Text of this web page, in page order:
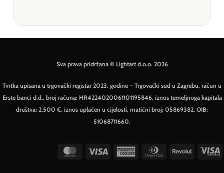
Sva prava pridržana © Lightart d.o.o. 2026
Tvrtka upisana u trgovački registar 2023. godine – Trgovački sud u Zagrebu, račun u
Erste banci d.d., broj računa: HR4224020061101195846, iznos temeljnoga kapitala
društva: 2.500 €, iznos uplaćen u cijelosti, matični broj: 05869382, OIB:
51068711660.
MasterCard
Visa
American
Dinners Revolut